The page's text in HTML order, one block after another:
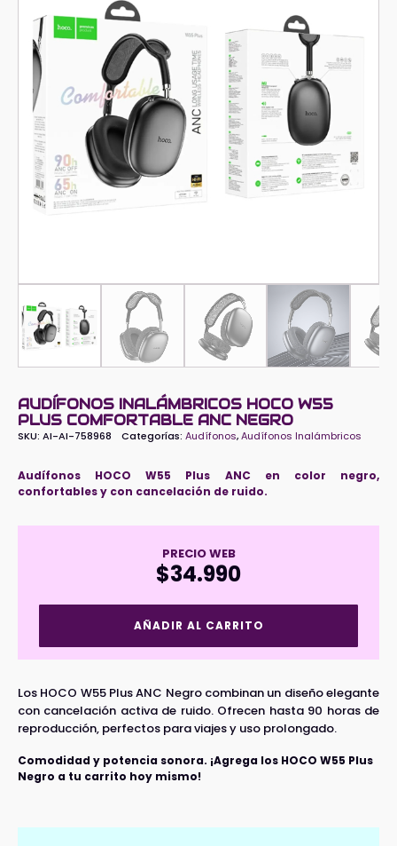
AUDÍFONOS INALÁMBRICOS HOCO W55
PLUS COMFORTABLE ANC NEGRO
SKU: AI-AI-758968 Categorías: Audífonos,Audífonos Inalámbricos
Audífonos HOCO W55 Plus ANC en color negro,
confortables y con cancelación de ruido.
PRECIO WEB
$34.990
HOCO
Comfortable
ANC
Negro
AÑADIR AL CARRITO
Los HOCO W55 Plus ANC Negro combinan un diseño elegante
con cancelación activa de ruido. Ofrecen hasta 90 horas de
reproducción, perfectos para viajes y uso prolongado.
Comodidad y potencia sonora. ¡Agrega los HOCO W55 Plus
Negro a tu carrito hoy mismo!